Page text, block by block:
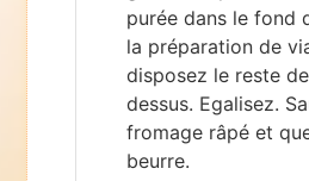
purée dans le fond
la préparation de
disposez le reste
dessus. Egalisez.
fromage râpé et
beurre.